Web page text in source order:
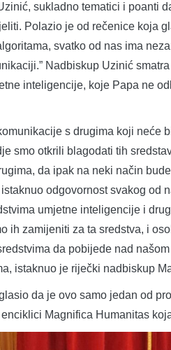
sukladno tematici i poanti
Polazio je od rečenice koja
svatko od nas ima
Nadbiskup Uzinić
inteligencije, koje Papa ne
s drugima koji neće
smo otkrili blagodati tih
da ipak na neki način
odgovornost svakog od
umjetne inteligencije i
ih zamijeniti za ta sredstva, i
da pobijede nad
istaknuo je riječki nadbiskup
da je ovo samo jedan od
Magnifica Humanitas